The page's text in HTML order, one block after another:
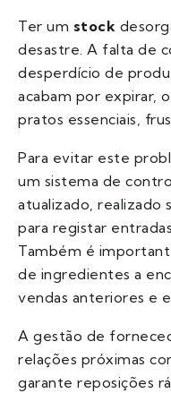
Ter um stock
desastre. A falta de
desperdício de
acabam por expirar,
pratos essenciais,
Para evitar este
um sistema de
atualizado, realizado
para registar
Também é
de ingredientes a
vendas anteriores e
A gestão de
relações próximas
garante reposições